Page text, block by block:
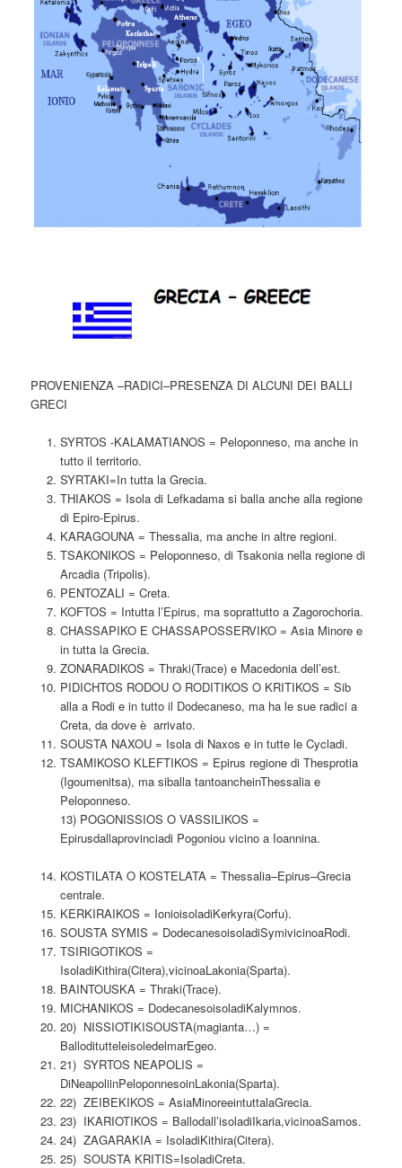
PROVENIENZA –RADICI–PRESENZA DI ALCUNI DEI BALLI
GRECI
SYRTOS -KALAMATIANOS = Peloponneso, ma anche in
tutto il territorio.
SYRTAKI=In tutta la Grecia.
THIAKOS = Isola di Lefkadama si balla anche alla regione
di Epiro-Epirus.
KARAGOUNA = Thessalia, ma anche in altre regioni.
TSAKONIKOS = Peloponneso, di Tsakonia nella regione di
Arcadia (Tripolis).
PENTOZALI = Creta.
KOFTOS = Intutta l’Epirus, ma soprattutto a Zagorochoria.
CHASSAPIKO E CHASSAPOSSERVIKO = Asia Minore e
in tutta la Grecia.
ZONARADIKOS = Thraki(Trace) e Macedonia dell’est.
PIDICHTOS RODOU O RODITIKOS O KRITIKOS = Sib
alla a Rodi e in tutto il Dodecaneso, ma ha le sue radici a
Creta, da dove è arrivato.
SOUSTA NAXOU = Isola di Naxos e in tutte le Cycladi.
TSAMIKOSO KLEFTIKOS = Epirus regione di Thesprotia
(Igoumenitsa), ma siballa tantoancheinThessalia e
Peloponneso.
13) POGONISSIOS O VASSILIKOS =
Epirusdallaprovinciadi Pogoniou vicino a Ioannina.
KOSTILATA O KOSTELATA = Thessalia–Epirus–Grecia
centrale.
KERKIRAIKOS = IonioisoladiKerkyra(Corfu).
SOUSTA SYMIS = DodecanesoisoladiSymivicinoaRodi.
TSIRIGOTIKOS =
IsoladiKithira(Citera),vicinoaLakonia(Sparta).
BAINTOUSKA = Thraki(Trace).
MICHANIKOS = DodecanesoisoladiKalymnos.
20) NISSIOTIKISOUSTA(magianta…) =
BalloditutteleisoledelmarEgeo.
21) SYRTOS NEAPOLIS =
DiNeapoliinPeloponnesoinLakonia(Sparta).
22) ZEIBEKIKOS = AsiaMinoreeintuttalaGrecia.
23) IKARIOTIKOS = Ballodall’isoladiIkaria,vicinoaSamos.
24) ZAGARAKIA = IsoladiKithira(Citera).
25) SOUSTA KRITIS=IsoladiCreta.